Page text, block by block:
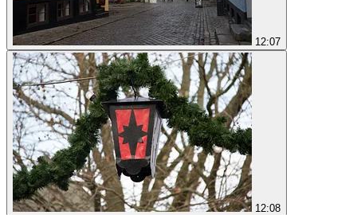
12:07
12:08